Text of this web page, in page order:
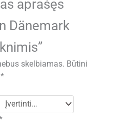
aprašęs
Dänemark
skelbiamas. Būtini
*